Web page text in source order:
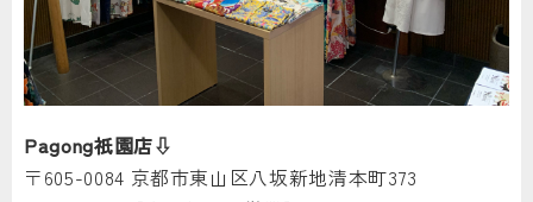
Pagong祇園店⇩
〒605-0084 京都市東山区八坂新地清本町373